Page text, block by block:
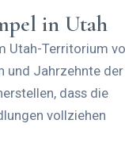
in Utah
Utah-Territorium
und Jahrzehnte der
dass die
vollziehen